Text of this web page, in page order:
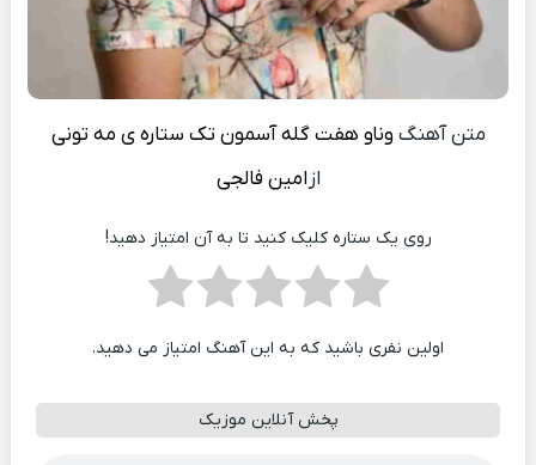
متن آهنگ وناو هفت گله آسمون تک ستاره ی مه تونی
از امین فالجی
روی یک ستاره کلیک کنید تا به آن امتیاز دهید!
اولین نفری باشید که به این آهنگ امتیاز می دهید.
پخش آنلاین موزیک